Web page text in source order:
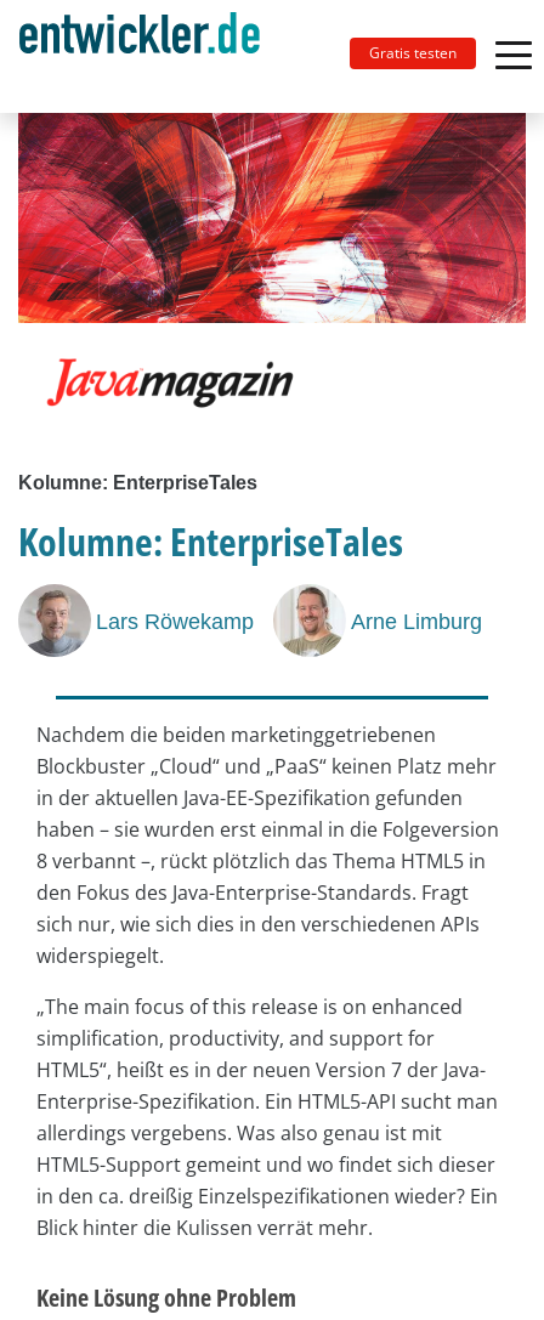
Gratis testen
Kolumne: EnterpriseTales
Kolumne: EnterpriseTales
Lars Röwekamp Arne Limburg
Nachdem die beiden marketinggetriebenen
Blockbuster „Cloud“ und „PaaS“ keinen Platz mehr
in der aktuellen Java-EE-Spezifikation gefunden
haben – sie wurden erst einmal in die Folgeversion
8 verbannt –, rückt plötzlich das Thema HTML5 in
den Fokus des Java-Enterprise-Standards. Fragt
sich nur, wie sich dies in den verschiedenen APIs
widerspiegelt.
„The main focus of this release is on enhanced
simplification, productivity, and support for
HTML5“, heißt es in der neuen Version 7 der Java-
Enterprise-Spezifikation. Ein HTML5-API sucht man
allerdings vergebens. Was also genau ist mit
HTML5-Support gemeint und wo findet sich dieser
in den ca. dreißig Einzelspezifikationen wieder? Ein
Blick hinter die Kulissen verrät mehr.
Keine Lösung ohne Problem